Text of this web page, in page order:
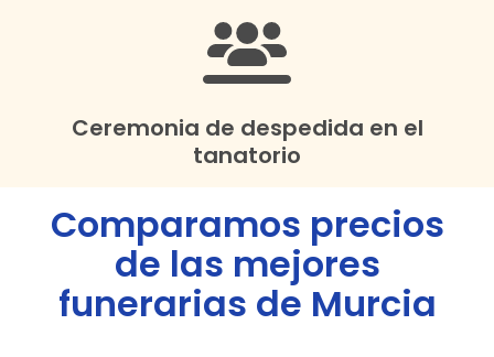
Ceremonia de despedida en el
tanatorio
Comparamos precios
de las mejores
funerarias de Murcia